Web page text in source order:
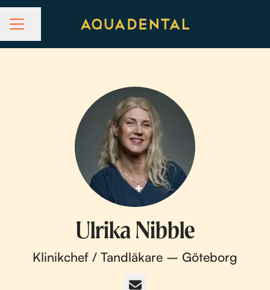
KARRIÄRMENY
Dela sidan
Ulrika Nibble
Klinikchef / Tandläkare – Göteborg
E-post